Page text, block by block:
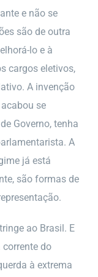
e não se
são de outra
lo e à
cargos eletivos,
A invenção
se
Governo, tenha
A
já está
são formas de
ao Brasil. E
do
à extrema